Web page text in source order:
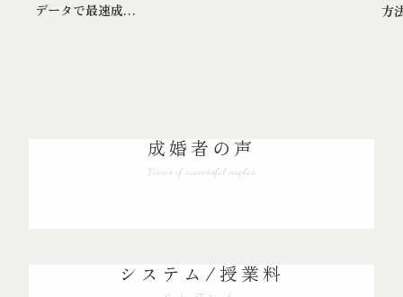
データで最速成…
方
成婚者の声
Voices of successful couples
システム/授業料